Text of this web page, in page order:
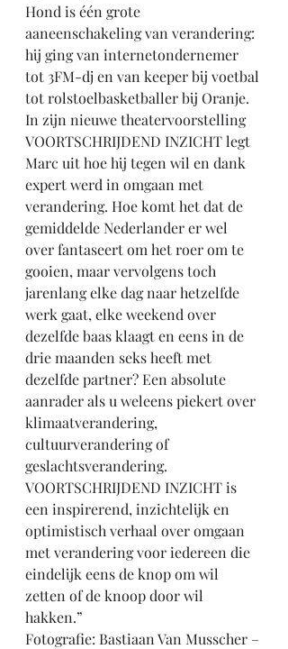
Hond is één grote
aaneenschakeling van verandering:
hij ging van internetondernemer
tot 3FM-dj en van keeper bij voetbal
tot rolstoelbasketballer bij Oranje.
In zijn nieuwe theatervoorstelling
VOORTSCHRIJDEND INZICHT legt
Marc uit hoe hij tegen wil en dank
expert werd in omgaan met
verandering. Hoe komt het dat de
gemiddelde Nederlander er wel
over fantaseert om het roer om te
gooien, maar vervolgens toch
jarenlang elke dag naar hetzelfde
werk gaat, elke weekend over
dezelfde baas klaagt en eens in de
drie maanden seks heeft met
dezelfde partner? Een absolute
aanrader als u weleens piekert over
klimaatverandering,
cultuurverandering of
geslachtsverandering.
VOORTSCHRIJDEND INZICHT is
een inspirerend, inzichtelijk en
optimistisch verhaal over omgaan
met verandering voor iedereen die
eindelijk eens de knop om wil
zetten of de knoop door wil
hakken.”
Fotografie: Bastiaan Van Musscher​ –